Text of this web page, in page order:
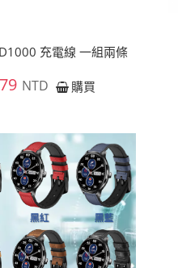
充電線 一組兩條
NTD 購買